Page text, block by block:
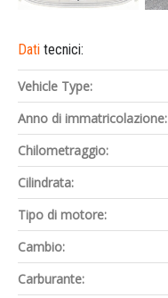
Dati tecnici:
Vehicle Type:
Anno di immatricolazione:
Chilometraggio:
Cilindrata:
Tipo di motore:
Cambio:
Carburante: